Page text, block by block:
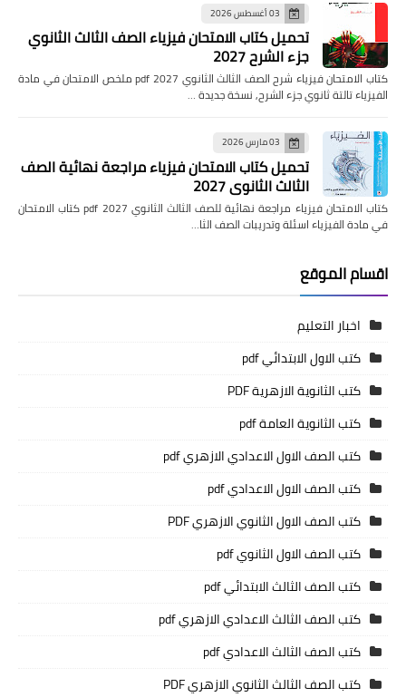
03 أغسطس 2026
تحميل كتاب الامتحان فيزياء الصف الثالث الثانوي
جزء الشرح 2027
كتاب الامتحان فيزياء شرح الصف الثالث الثانوي pdf 2027 ملخص الامتحان في مادة
الفيزياء تالتة ثانوي جزء الشرح, نسخة جديدة …
03 مارس 2026
تحميل كتاب الامتحان فيزياء مراجعة نهائية الصف
الثالث الثانوي 2027
كتاب الامتحان فيزياء مراجعة نهائية للصف الثالث الثانوي pdf 2027 كتاب الامتحان
في مادة الفيزياء اسئلة وتدريبات الصف الثا…
اقسام الموقع
اخبار التعليم
كتب الاول الابتدائي pdf
كتب الثانوية الازهرية PDF
كتب الثانوية العامة pdf
كتب الصف الاول الاعدادي الازهري pdf
كتب الصف الاول الاعدادي pdf
كتب الصف الاول الثانوي الازهري PDF
كتب الصف الاول الثانوي pdf
كتب الصف الثالث الابتدائي pdf
كتب الصف الثالث الاعدادي الازهري pdf
كتب الصف الثالث الاعدادي pdf
كتب الصف الثالث الثانوي الازهري PDF